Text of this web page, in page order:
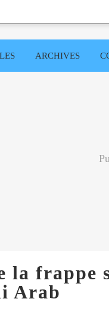
ARCHIVES
la frappe
Arab